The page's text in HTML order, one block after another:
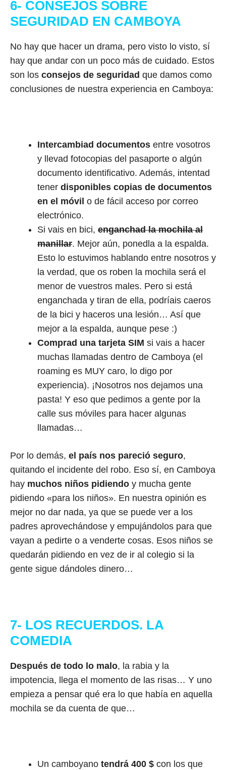
6- CONSEJOS SOBRE
SEGURIDAD EN CAMBOYA
No hay que hacer un drama, pero visto lo visto, sí
hay que andar con un poco más de cuidado. Estos
son los consejos de seguridad que damos como
conclusiones de nuestra experiencia en Camboya:
Intercambiad documentos entre vosotros
y llevad fotocopias del pasaporte o algún
documento identificativo. Además, intentad
tener disponibles copias de documentos
en el móvil o de fácil acceso por correo
electrónico.
Si vais en bici, enganchad la mochila al
manillar. Mejor aún, ponedla a la espalda.
Esto lo estuvimos hablando entre nosotros y
la verdad, que os roben la mochila será el
menor de vuestros males. Pero si está
enganchada y tiran de ella, podríais caeros
de la bici y haceros una lesión… Así que
mejor a la espalda, aunque pese :)
Comprad una tarjeta SIM si vais a hacer
muchas llamadas dentro de Camboya (el
roaming es MUY caro, lo digo por
experiencia). ¡Nosotros nos dejamos una
pasta! Y eso que pedimos a gente por la
calle sus móviles para hacer algunas
llamadas…
Por lo demás, el país nos pareció seguro,
quitando el incidente del robo. Eso sí, en Camboya
hay muchos niños pidiendo y mucha gente
pidiendo «para los niños». En nuestra opinión es
mejor no dar nada, ya que se puede ver a los
padres aprovechándose y empujándolos para que
vayan a pedirte o a venderte cosas. Esos niños se
quedarán pidiendo en vez de ir al colegio si la
gente sigue dándoles dinero…
7- LOS RECUERDOS. LA
COMEDIA
Después de todo lo malo, la rabia y la
impotencia, llega el momento de las risas… Y uno
empieza a pensar qué era lo que había en aquella
mochila se da cuenta de que…
Un camboyano tendrá 400 $ con los que